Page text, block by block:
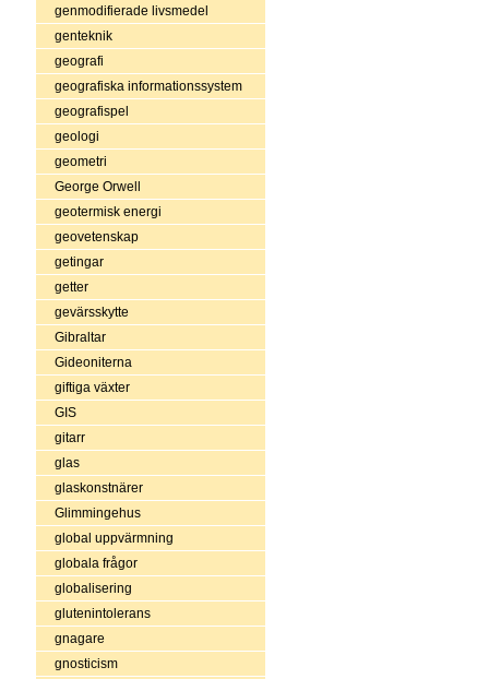
genmodifierade livsmedel
genteknik
geografi
geografiska informationssystem
geografispel
geologi
geometri
George Orwell
geotermisk energi
geovetenskap
getingar
getter
gevärsskytte
Gibraltar
Gideoniterna
giftiga växter
GIS
gitarr
glas
glaskonstnärer
Glimmingehus
global uppvärmning
globala frågor
globalisering
glutenintolerans
gnagare
gnosticism